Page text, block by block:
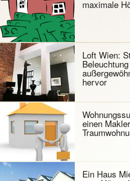
maximale
Loft Wien:
hervor
einen
Ein Haus